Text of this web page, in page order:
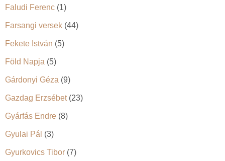
Faludi Ferenc (1)
Farsangi versek (44)
Fekete István (5)
Föld Napja (5)
Gárdonyi Géza (9)
Gazdag Erzsébet(23)
Gyárfás Endre (8)
Gyulai Pál (3)
Gyurkovics Tibor (7)